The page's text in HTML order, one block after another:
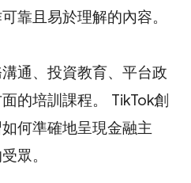
靠且易於理解的內容。
通、投資教育、平台政
的培訓課程。 TikTok創
何準確地呈現金融主
眾。